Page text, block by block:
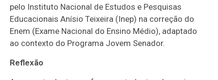
pelo Instituto Nacional de Estudos e Pesquisas
Educacionais Anísio Teixeira (Inep) na correção do
Enem (Exame Nacional do Ensino Médio), adaptado
ao contexto do Programa Jovem Senador.
Reflexão